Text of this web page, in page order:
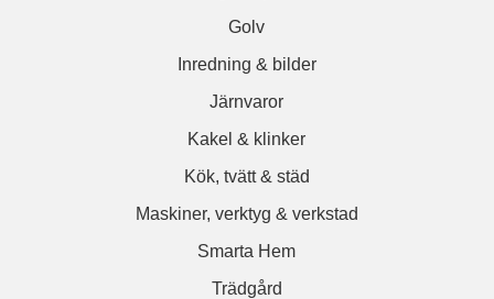
Golv
Inredning & bilder
Järnvaror
Kakel & klinker
Kök, tvätt & städ
Maskiner, verktyg & verkstad
Smarta Hem
Trädgård